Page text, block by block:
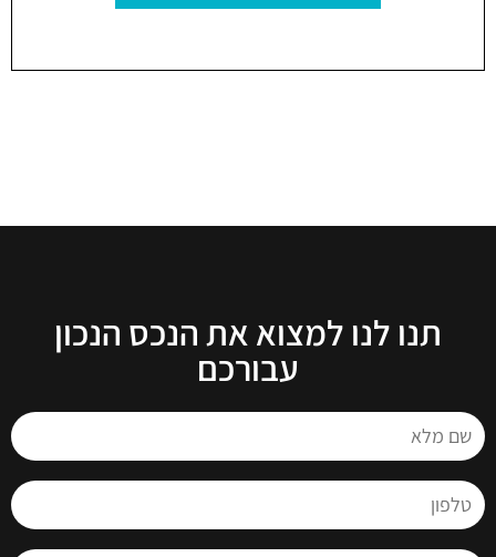
תנו לנו למצוא את הנכס הנכון
עבורכם